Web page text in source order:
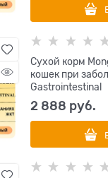
Сухой корм
кошек при
Gastrointestinal
2 888 руб.